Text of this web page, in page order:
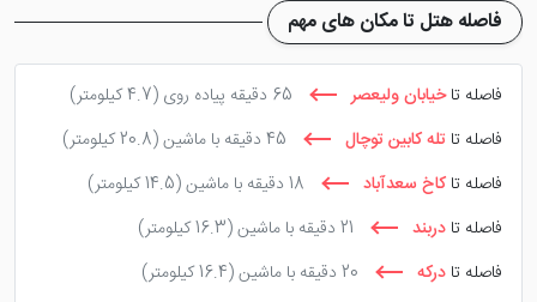
فاصله هتل تا مکان های مهم
فاصله تاخیابان ولیعصر 65 دقیقه پیاده روی
(4.7 کیلومتر)
فاصله تا تله کابین توچال 45 دقیقه با ماشین
(20.8 کیلومتر)
فاصله تا کاخ سعدآباد 18 دقیقه با ماشین
(14.5 کیلومتر)
فاصله تا دربند 21 دقیقه با ماشین
(16.3 کیلومتر)
فاصله تا درکه 20 دقیقه با ماشین
(16.4 کیلومتر)